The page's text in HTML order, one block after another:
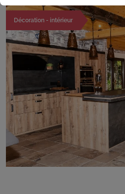
magnifique réalisation !
Décoration - intérieur